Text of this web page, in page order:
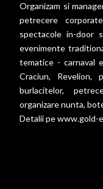
Organizam si
petrecere
spectacole in-door
evenimente
tematice - carnaval
Craciun, Revelion,
burlacitelor,
organizare nunta,
Detalii pewww.gold-